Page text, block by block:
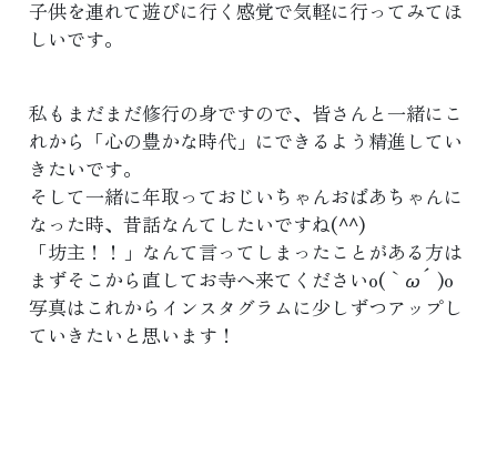
子供を連れて遊びに行く感覚で気軽に行ってみてほ
しいです。
私もまだまだ修行の身ですので、皆さんと一緒にこ
れから「心の豊かな時代」にできるよう精進してい
きたいです。
そして一緒に年取っておじいちゃんおばあちゃんに
なった時、昔話なんてしたいですね(^^)
「坊主！！」なんて言ってしまったことがある方は
まずそこから直してお寺へ来てくださいo(｀ω´ )o
写真はこれからインスタグラムに少しずつアップし
ていきたいと思います！